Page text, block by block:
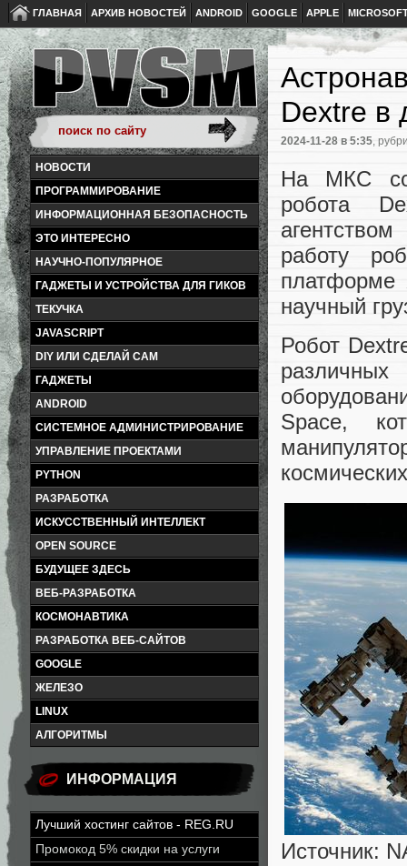
ГЛАВНАЯ АРХИВ НОВОСТЕЙ ANDROID GOOGLE APPLE
НОВОСТИ
ПРОГРАММИРОВАНИЕ
ИНФОРМАЦИОННАЯ БЕЗОПАСНОСТЬ
ЭТО ИНТЕРЕСНО
НАУЧНО-ПОПУЛЯРНОЕ
ГАДЖЕТЫ И УСТРОЙСТВА ДЛЯ ГИКОВ
ТЕКУЧКА
JAVASCRIPT
DIY ИЛИ СДЕЛАЙ САМ
ГАДЖЕТЫ
ANDROID
СИСТЕМНОЕ АДМИНИСТРИРОВАНИЕ
УПРАВЛЕНИЕ ПРОЕКТАМИ
PYTHON
РАЗРАБОТКА
ИСКУССТВЕННЫЙ ИНТЕЛЛЕКТ
OPEN SOURCE
БУДУЩЕЕ ЗДЕСЬ
ВЕБ-РАЗРАБОТКА
КОСМОНАВТИКА
РАЗРАБОТКА ВЕБ-САЙТОВ
GOOGLE
ЖЕЛЕЗО
LINUX
АЛГОРИТМЫ
ИНФОРМАЦИЯ
Лучший хостинг сайтов - REG.RU
Промокод 5% скидки на услуги
Dextre в
2024-11-28 в 5:35,
На МКС
робота
работу
платформе
научный
Робот
Space,
Источник: